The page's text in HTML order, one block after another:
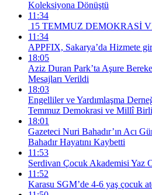
Koleksiyona Dönüştü
11:34
15 TEMMUZ DEMOKRASİ
11:34
APPFIX, Sakarya’da Hizmete
18:05
Aziz Duran Park’ta Aşure
Mesajları Verildi
18:03
Engelliler ve Yardımlaşma
Temmuz Demokrasi ve Millî
18:01
Gazeteci Nuri Bahadır’ın Acı
Bahadır Hayatını Kaybetti
11:53
Serdivan Çocuk Akademisi Yaz
11:52
Karasu SGM’de 4-6 yaş çocuk